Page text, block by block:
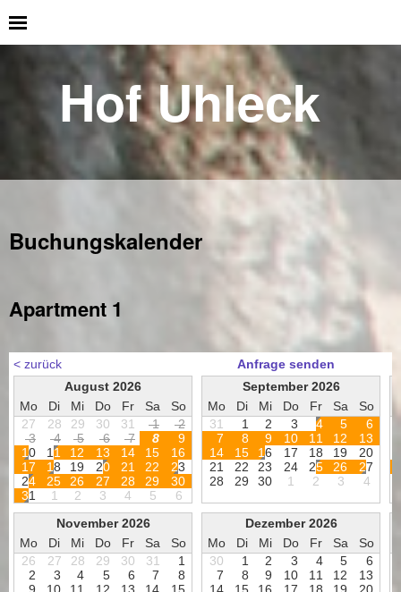
Hof Uhleck
Buchungskalender
Apartment 1